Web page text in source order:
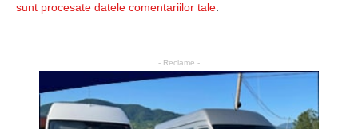
sunt procesate datele comentariilor tale.
- Reclame -